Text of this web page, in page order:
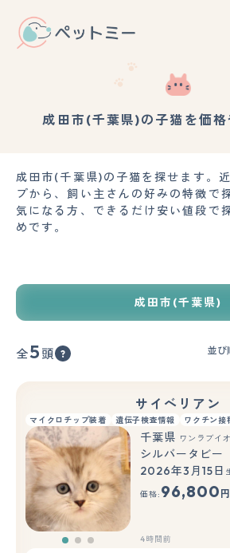
成田市(千葉県)の子猫を価格
成田市(千葉県)の子猫を探せます。
プから、飼い主さんの好みの特徴で
気になる方、できるだけ安い値段で
めです。
成田市(千葉県)
全5 頭 並び
サイベリアン
マイクロチップ装着 遺伝子検査情報 ワクチン接
千葉県 ワンラブイ
シルバータビー
2026年3月15日
価格: 96,800 円
4時間前